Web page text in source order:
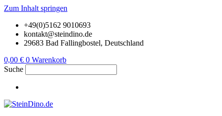
Zum Inhalt springen
+49(0)5162 9010693
kontakt@steindino.de
29683 Bad Fallingbostel, Deutschland
0,00 € 0 Warenkorb
Suche